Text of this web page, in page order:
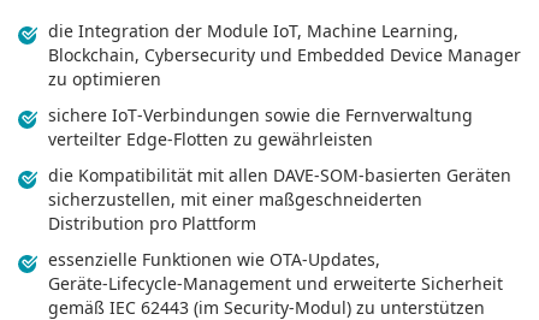
die Integration der Module IoT, Machine Learning,
Blockchain, Cybersecurity und Embedded Device Manager
zu optimieren
sichere IoT‑Verbindungen sowie die Fernverwaltung
verteilter Edge‑Flotten zu gewährleisten
die Kompatibilität mit allen DAVE‑SOM‑basierten Geräten
sicherzustellen, mit einer maßgeschneiderten
Distribution pro Plattform
essenzielle Funktionen wie OTA‑Updates,
Geräte‑Lifecycle‑Management und erweiterte Sicherheit
gemäß IEC 62443 (im Security‑Modul) zu unterstützen